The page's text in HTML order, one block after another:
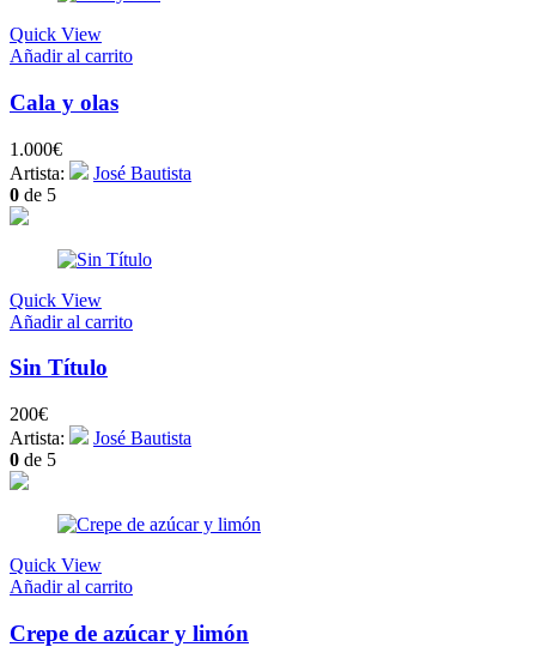
Quick View
Añadir al carrito
Cala y olas
1.000€
Artista:
José Bautista
0 de 5
Quick View
Añadir al carrito
Sin Título
200€
Artista:
José Bautista
0 de 5
Quick View
Añadir al carrito
Crepe de azúcar y limón